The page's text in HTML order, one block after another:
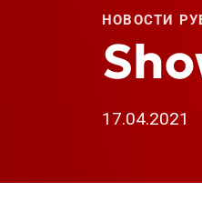
НОВОСТИ
17.04.2021